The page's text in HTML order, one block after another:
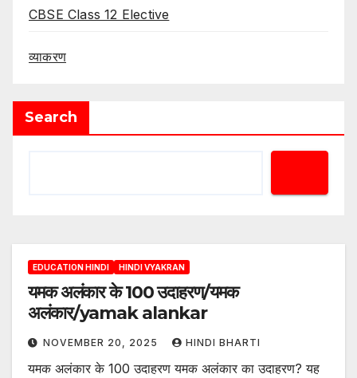
CBSE Class 12 Elective
व्याकरण
Search
EDUCATION HINDI HINDI VYAKRAN
यमक अलंकार के 100 उदाहरण/यमक
अलंकार/yamak alankar
NOVEMBER 20, 2025 HINDI BHARTI
यमक अलंकार के 100 उदाहरण यमक अलंकार का उदाहरण? यह